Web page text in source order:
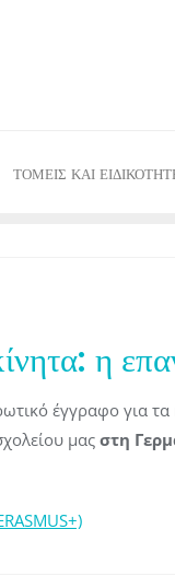
ΤΟΜΕΙΣ ΚΑΙ
η
έγγραφο για
μας στη